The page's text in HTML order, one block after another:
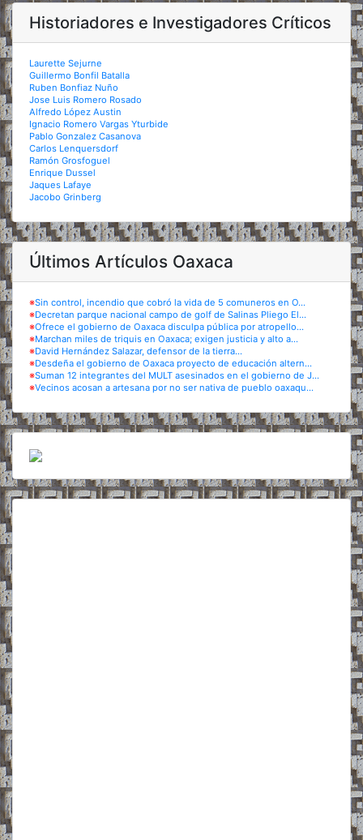
Historiadores e Investigadores Críticos
Laurette Sejurne
Guillermo Bonfil Batalla
Ruben Bonfiaz Nuño
Jose Luis Romero Rosado
Alfredo López Austin
Ignacio Romero Vargas Yturbide
Pablo Gonzalez Casanova
Carlos Lenquersdorf
Ramón Grosfoguel
Enrique Dussel
Jaques Lafaye
Jacobo Grinberg
Últimos Artículos Oaxaca
※Sin control, incendio que cobró la vida de 5 comuneros en O...
※Decretan parque nacional campo de golf de Salinas Pliego El...
※Ofrece el gobierno de Oaxaca disculpa pública por atropello...
※Marchan miles de triquis en Oaxaca; exigen justicia y alto a...
※David Hernández Salazar, defensor de la tierra...
※Desdeña el gobierno de Oaxaca proyecto de educación altern...
※Suman 12 integrantes del MULT asesinados en el gobierno de J...
※Vecinos acosan a artesana por no ser nativa de pueblo oaxaqu...